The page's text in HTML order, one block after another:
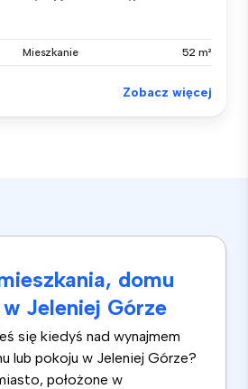
Mieszkanie 52 m²
Zobacz więcej
domu
Jeleniej Górze
się kiedyś nad wynajmem
lub pokoju w Jeleniej Górze?
położone w